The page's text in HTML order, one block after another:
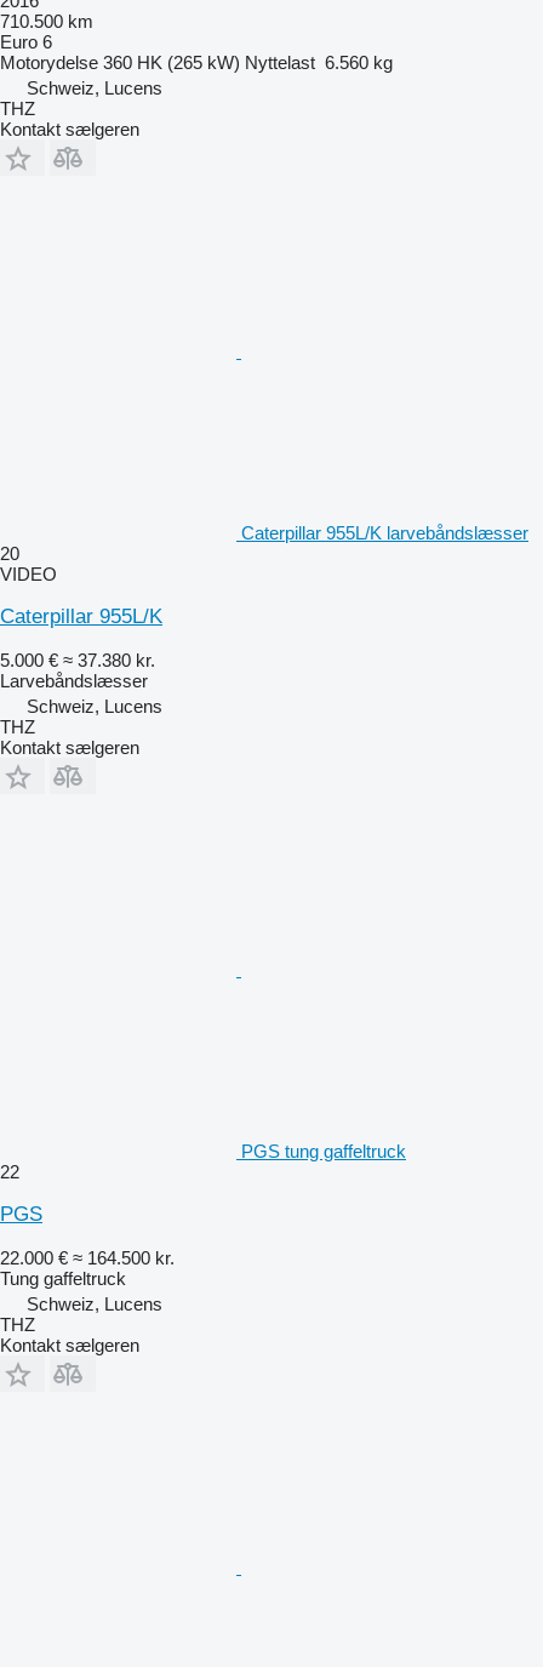
710.500 km
Euro 6
Motorydelse 360 HK (265 kW) Nyttelast 6.560 kg
Schweiz, Lucens
THZ
Kontakt sælgeren
Caterpillar 955L/K larvebåndslæsser
20
VIDEO
Caterpillar 955L/K
5.000 € ≈ 37.380 kr.
Larvebåndslæsser
Schweiz, Lucens
THZ
Kontakt sælgeren
PGS tung gaffeltruck
22
PGS
22.000 € ≈ 164.500 kr.
Tung gaffeltruck
Schweiz, Lucens
THZ
Kontakt sælgeren